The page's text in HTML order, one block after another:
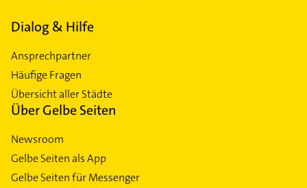
Dialog & Hilfe
Ansprechpartner
Häufige Fragen
Übersicht aller Städte
Über Gelbe Seiten
Newsroom
Gelbe Seiten als App
Gelbe Seiten für Messenger